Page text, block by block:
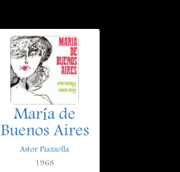
María de
Buenos Aires
Astor Piazzolla
1968